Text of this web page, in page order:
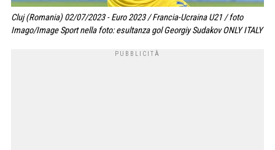
Cluj (Romania) 02/07/2023 - Euro 2023 / Francia-Ucraina U21 / foto
Imago/Image Sport nella foto: esultanza gol Georgiy Sudakov ONLY ITALY